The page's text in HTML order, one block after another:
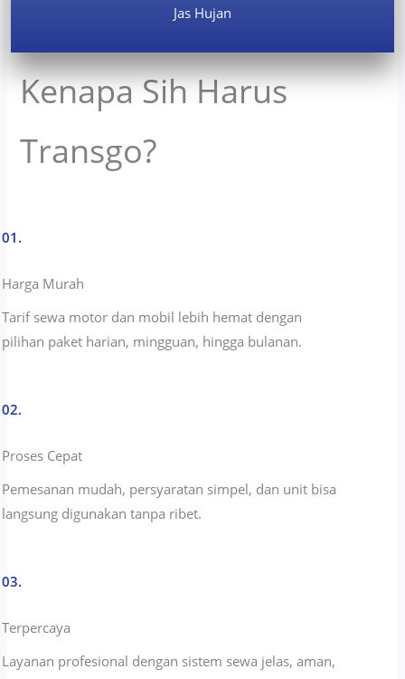
Jas Hujan
Kenapa Sih Harus
Transgo?
01.
Harga Murah
Tarif sewa motor dan mobil lebih hemat dengan
pilihan paket harian, mingguan, hingga bulanan.
02.
Proses Cepat
Pemesanan mudah, persyaratan simpel, dan unit bisa
langsung digunakan tanpa ribet.
03.
Terpercaya
Layanan profesional dengan sistem sewa jelas, aman,